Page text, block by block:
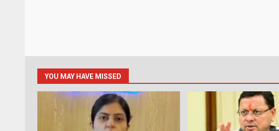
YOU MAY HAVE MISSED